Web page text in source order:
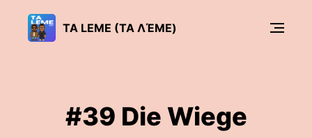
TA LEME (ΤΑ ΛΈΜΕ)
#39 Die Wiege